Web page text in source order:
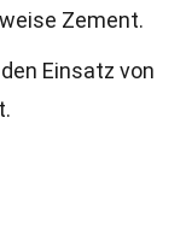
Zement.
Einsatz von